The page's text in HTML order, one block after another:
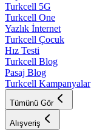
Turkcell 5G
Turkcell One
Yazlık İnternet
Turkcell Çocuk
Hız Testi
Turkcell Blog
Pasaj Blog
Turkcell Kampanyalar
Tümünü Gör
Alışveriş